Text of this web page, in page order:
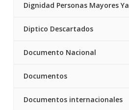
Dignidad Personas Mayores Ya
Diptico Descartados
Documento Nacional
Documentos
Documentos internacionales